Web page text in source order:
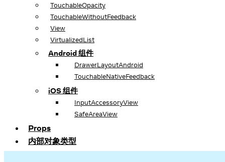
TouchableOpacity
TouchableWithoutFeedback
View
VirtualizedList
Android 组件
DrawerLayoutAndroid
TouchableNativeFeedback
iOS 组件
InputAccessoryView
SafeAreaView
Props
内部对象类型